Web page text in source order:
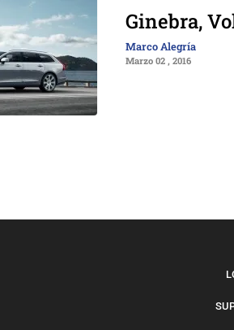
Ginebra,
Marco Alegría
Marzo 02 , 2016